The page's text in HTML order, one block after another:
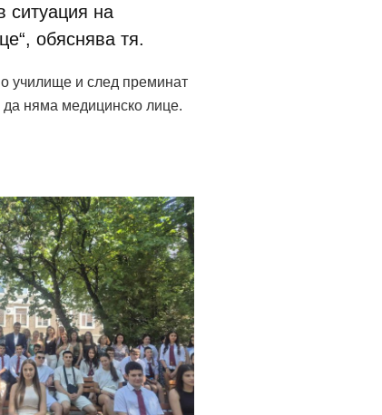
ситуация на
обяснява тя.
училище и след преминат
няма медицинско лице.